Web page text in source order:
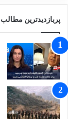
پربازدیدترین مطالب